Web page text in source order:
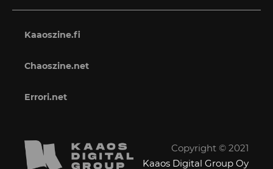
Kaaoszine.fi
Chaoszine.net
Errori.net
Copyright © 2021
Kaaos Digital Group Oy